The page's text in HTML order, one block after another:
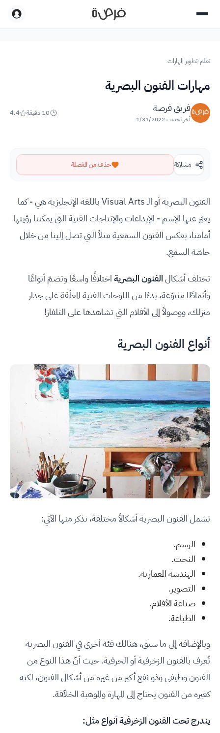
تعلم/تطوير المهارات
مهارات الفنون البصرية
فريق فرصة
آخر تحديث1/31/2022
10 دقيقة 4.4
مشاركة حذف من المفضلة
الفنون البصرية أو الـ Visual Arts باللغة الإنجليزية هي - كما
يعبّر عنها الإسم - الإبداعات والإنتاجات الفنية التي يمكننا رؤيتها
أمامنا، بعكس الفنون السمعية مثلاً التي تصل إلينا من خلال
حاسّة السمع.
تختلف أشكالالفنون البصريةاختلافًا واسعًا وتضمّ أنواعًا
وأنماطًا متنوّعة، بدءًا من اللوحات الفنية المعلّقة على جدار
منزلك، ووصولاً إلى الأفلام التي تشاهدها على التلفاز!
أنواع الفنون البصرية
تشمل الفنون البصرية أشكالاً مختلفة، نذكر منها الآتي:
الرسم.
النحت.
الهندسة المعمارية.
التصوير.
صناعة الأفلام.
الطباعة.
وبالإضافة إلى ما سبق، هنالك فئة أخرى في الفنون البصرية
تُعرف بالفنون الزخرفية أو الحرفية. حيث أنّ هذا النوع من
الفنون وظيفي وذو نفع أكبر من غيره من أشكال الفنون، لكنه
كغيره من الفنون يحتاج إلى المهارة والموهبة الخلاّقة.
يندرج تحت الفنون الزخرفية أنواع مثل: